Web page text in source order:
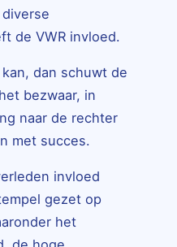
de VWR invloed.
dan schuwt de
bezwaar, in
naar de rechter
met succes.
invloed
gezet op
het